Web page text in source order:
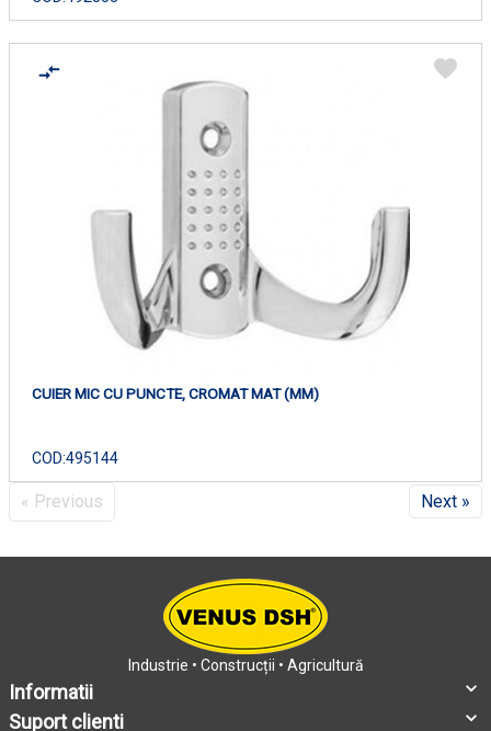
CUIER MIC CU PUNCTE, CROMAT MAT (MM)
COD:495144
« Previous Next »
Industrie • Construcții • Agricultură
Informatii
Suport clienti